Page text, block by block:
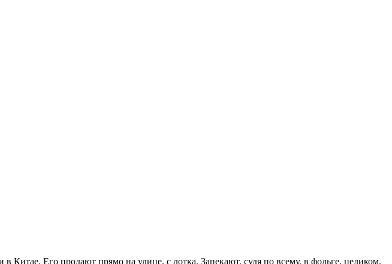
Китае. Его продают прямо на улице, с лотка. Запекают, судя по всему, в фольге, целиком.